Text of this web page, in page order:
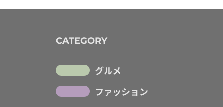
CATEGORY
グルメ
ファッション